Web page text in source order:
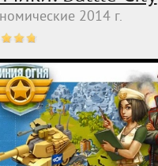
2014 г.